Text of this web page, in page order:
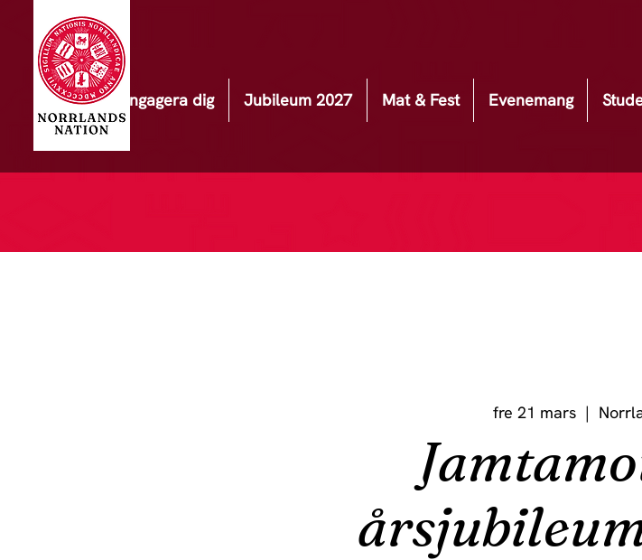
Engagera dig Jubileum 2027 Mat & Fest Evenemang
fre 21 mars
  |